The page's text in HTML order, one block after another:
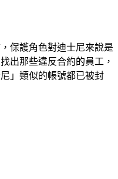
保護角色對迪士尼來說是
出那些違反合約的員工，
」類似的帳號都已被封